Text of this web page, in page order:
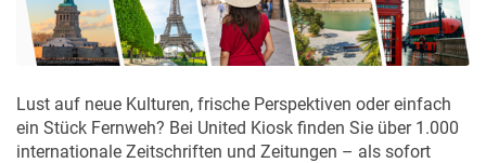
Lust auf neue Kulturen, frische Perspektiven oder einfach
ein Stück Fernweh? Bei United Kiosk finden Sie über 1.000
internationale Zeitschriften und Zeitungen – als sofort